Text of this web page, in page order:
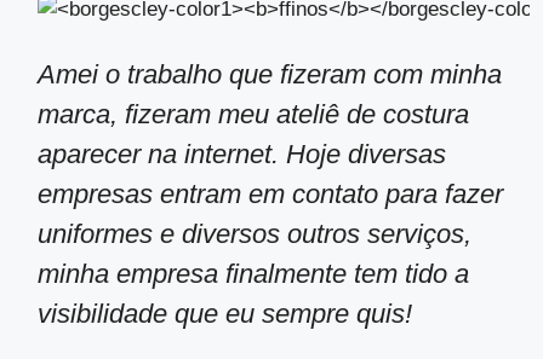
Amei o trabalho que fizeram com minha
marca, fizeram meu ateliê de costura
aparecer na internet. Hoje diversas
empresas entram em contato para fazer
uniformes e diversos outros serviços,
minha empresa finalmente tem tido a
visibilidade que eu sempre quis!